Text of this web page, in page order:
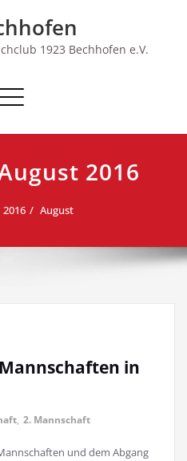
1923 Bechhofen e.V.
Schalte
2016
2016 August
in
, 2. Mannschaft
und dem Abgang